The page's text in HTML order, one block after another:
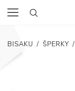
BISAKU / ŠPERKY /